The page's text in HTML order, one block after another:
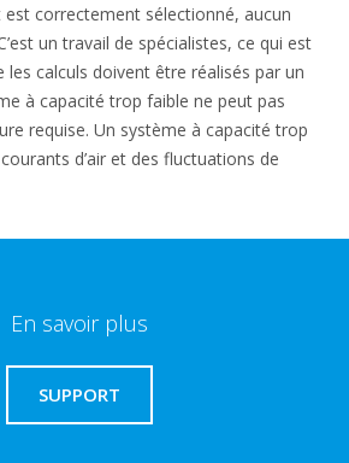
est correctement sélectionné, aucun
un travail de spécialistes, ce qui est
les calculs doivent être réalisés par un
à capacité trop faible ne peut pas
requise. Un système à capacité trop
d’air et des fluctuations de
En savoir plus
SUPPORT